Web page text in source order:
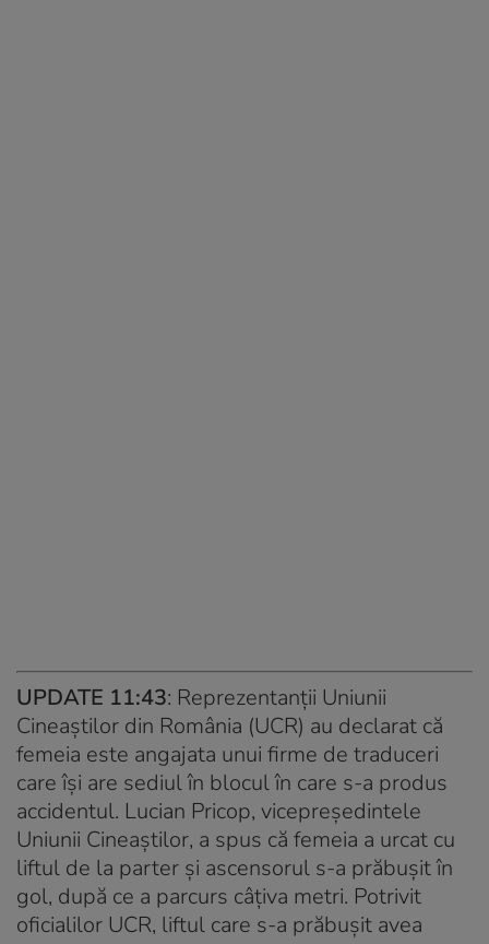
UPDATE 11:43: Reprezentanții Uniunii
Cineaștilor din România (UCR) au declarat că
femeia este angajata unui firme de traduceri
care își are sediul în blocul în care s-a produs
accidentul. Lucian Pricop, vicepreședintele
Uniunii Cineaștilor, a spus că femeia a urcat cu
liftul de la parter și ascensorul s-a prăbușit în
gol, după ce a parcurs câțiva metri. Potrivit
oficialilor UCR, liftul care s-a prăbușit avea